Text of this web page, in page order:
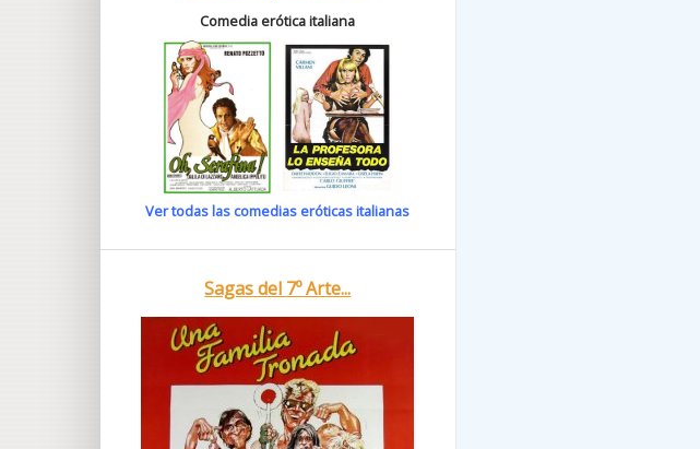
Comedia erótica italiana
Ver todas las comedias eróticas italianas
Sagas del 7º Arte...